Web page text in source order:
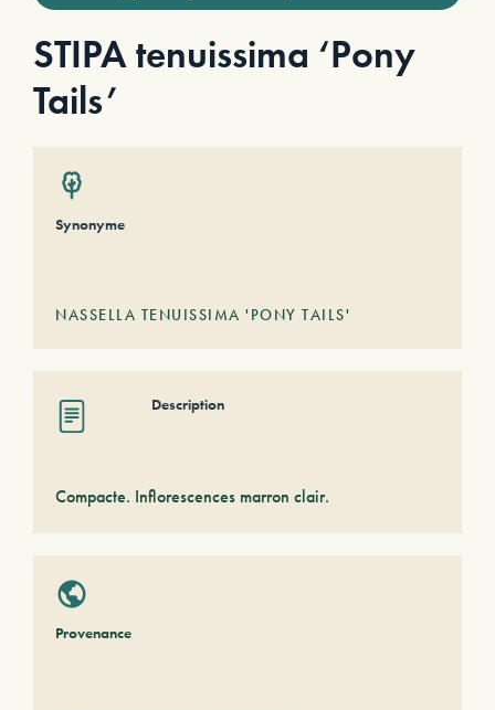
STIPA tenuissima ‘Pony
Tails’
Synonyme
NASSELLA TENUISSIMA 'PONY TAILS'
Description
Compacte. Inflorescences marron clair.
Provenance